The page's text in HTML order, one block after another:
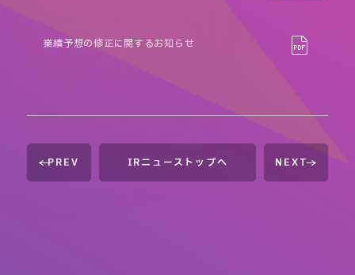
業績予想の修正に関するお知らせ
PREV IRニューストップへ NEXT